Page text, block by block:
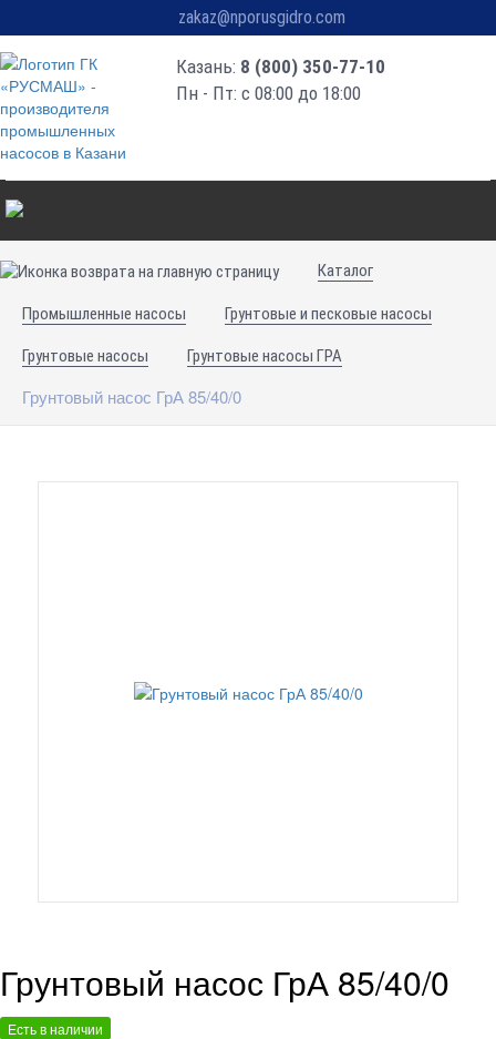
zakaz@nporusgidro.com
Казань: 8 (800) 350-77-10
Пн - Пт: с 08:00 до 18:00
Каталог
Промышленные насосы Грунтовые и песковые насосы
Грунтовые насосы Грунтовые насосы ГРА
Грунтовый насос ГрА 85/40/0
Грунтовый насос ГрА 85/40/0
Есть в наличии